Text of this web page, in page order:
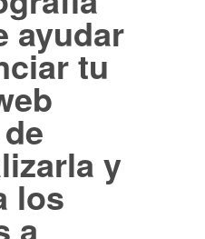
ayudar
tu
y
los
a